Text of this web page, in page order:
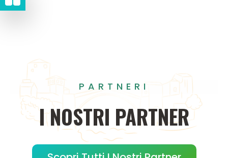
PARTNERI
INOSTRI PARTNER